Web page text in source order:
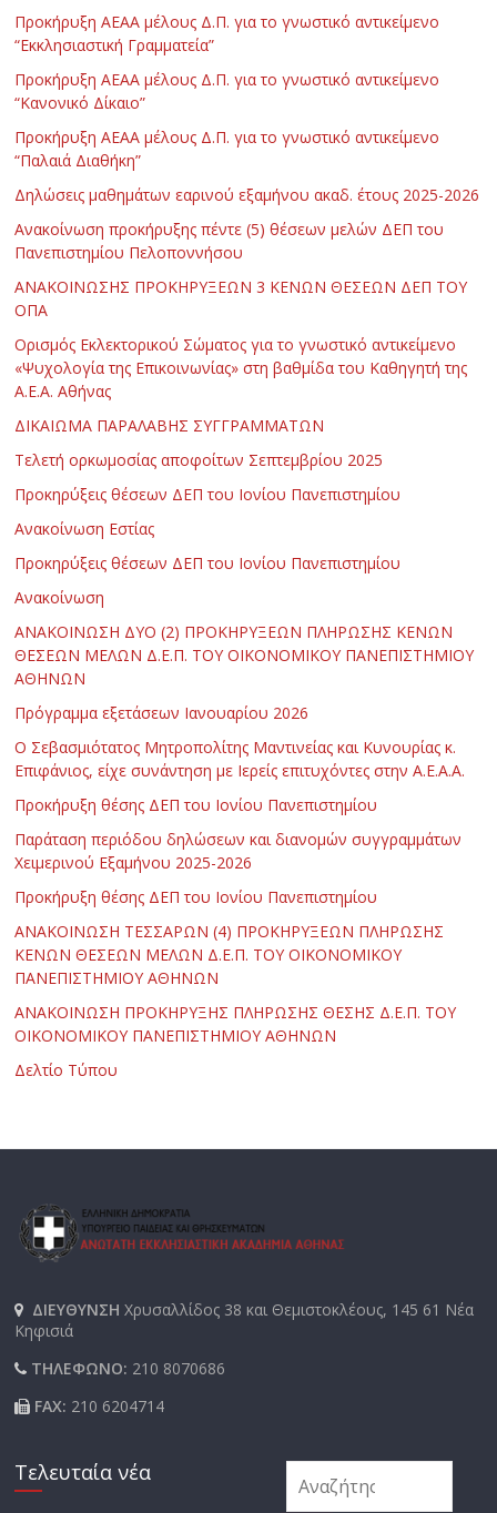
Προκήρυξη ΑΕΑΑ μέλους Δ.Π. για το γνωστικό αντικείμενο
“Εκκλησιαστική Γραμματεία”
Προκήρυξη ΑΕΑΑ μέλους Δ.Π. για το γνωστικό αντικείμενο
“Κανονικό Δίκαιο”
Προκήρυξη ΑΕΑΑ μέλους Δ.Π. για το γνωστικό αντικείμενο
“Παλαιά Διαθήκη”
Δηλώσεις μαθημάτων εαρινού εξαμήνου ακαδ. έτους 2025-2026
Ανακοίνωση προκήρυξης πέντε (5) θέσεων μελών ΔΕΠ του
Πανεπιστημίου Πελοποννήσου
ΑΝΑΚΟΙΝΩΣΗΣ ΠΡΟΚΗΡΥΞΕΩΝ 3 ΚΕΝΩΝ ΘΕΣΕΩΝ ΔΕΠ ΤΟΥ
ΟΠΑ
Ορισμός Εκλεκτορικού Σώματος για το γνωστικό αντικείμενο
«Ψυχολογία της Επικοινωνίας» στη βαθμίδα του Καθηγητή της
Α.Ε.Α. Αθήνας
ΔΙΚΑΙΩΜΑ ΠΑΡΑΛΑΒΗΣ ΣΥΓΓΡΑΜΜΑΤΩΝ
Τελετή ορκωμοσίας αποφοίτων Σεπτεμβρίου 2025
Προκηρύξεις θέσεων ΔΕΠ του Ιονίου Πανεπιστημίου
Ανακοίνωση Εστίας
Προκηρύξεις θέσεων ΔΕΠ του Ιονίου Πανεπιστημίου
Ανακοίνωση
ΑΝΑΚΟΙΝΩΣΗ ΔΥΟ (2) ΠΡΟΚΗΡΥΞΕΩΝ ΠΛΗΡΩΣΗΣ ΚΕΝΩΝ
ΘΕΣΕΩΝ ΜΕΛΩΝ Δ.Ε.Π. ΤΟΥ ΟΙΚΟΝΟΜΙΚΟΥ ΠΑΝΕΠΙΣΤΗΜΙΟΥ
ΑΘΗΝΩΝ
Πρόγραμμα εξετάσεων Ιανουαρίου 2026
Ο Σεβασμιότατος Μητροπολίτης Μαντινείας και Κυνουρίας κ.
Επιφάνιος, είχε συνάντηση με Ιερείς επιτυχόντες στην Α.Ε.Α.Α.
Προκήρυξη θέσης ΔΕΠ του Ιονίου Πανεπιστημίου
Παράταση περιόδου δηλώσεων και διανομών συγγραμμάτων
Χειμερινού Εξαμήνου 2025-2026
Προκήρυξη θέσης ΔΕΠ του Ιονίου Πανεπιστημίου
ΑΝΑΚΟΙΝΩΣΗ ΤΕΣΣΑΡΩΝ (4) ΠΡΟΚΗΡΥΞΕΩΝ ΠΛΗΡΩΣΗΣ
ΚΕΝΩΝ ΘΕΣΕΩΝ ΜΕΛΩΝ Δ.Ε.Π. ΤΟΥ ΟΙΚΟΝΟΜΙΚΟΥ
ΠΑΝΕΠΙΣΤΗΜΙΟΥ ΑΘΗΝΩΝ
ΑΝΑΚΟΙΝΩΣΗ ΠΡΟΚΗΡΥΞΗΣ ΠΛΗΡΩΣΗΣ ΘΕΣΗΣ Δ.Ε.Π. ΤΟΥ
ΟΙΚΟΝΟΜΙΚΟΥ ΠΑΝΕΠΙΣΤΗΜΙΟΥ ΑΘΗΝΩΝ
Δελτίο Τύπου
ΔΙΕΥΘΥΝΣΗΧρυσαλλίδος 38 και Θεμιστοκλέους, 145 61 Νέα
Κηφισιά
ΤΗΛΕΦΩΝΟ: 210 8070686
FAX: 210 6204714
Τελευταία νέα